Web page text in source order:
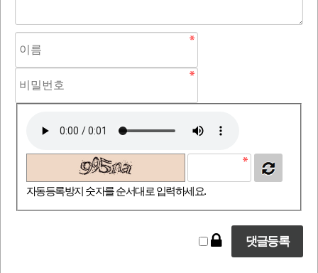
자동등록방지 숫자를 순서대로 입력하세요.